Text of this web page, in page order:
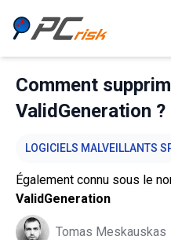
Comment
ValidGeneration ?
LOGICIELS MALVEILLANTS
Également connu sous le
ValidGeneration
Tomas Meskauskas